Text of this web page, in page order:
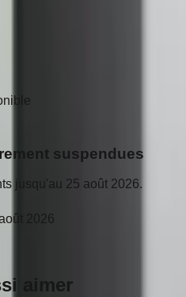
suspendues
jusqu'au 25 août 2026.
2026
aimer